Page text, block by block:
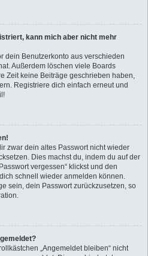
kann mich aber nicht mehr
dein Benutzerkonto aus verschieden
Außerdem löschen viele Boards
Zeit keine Beiträge geschrieben haben,
Registriere dich einfach erneut und
zwar dein altes Passwort nicht wieder
Dies machst du, indem du auf der
vergessen“ klickst und den
schnell wieder anmelden können.
sein, dein Passwort zurückzusetzen, so
„Angemeldet bleiben“ nicht